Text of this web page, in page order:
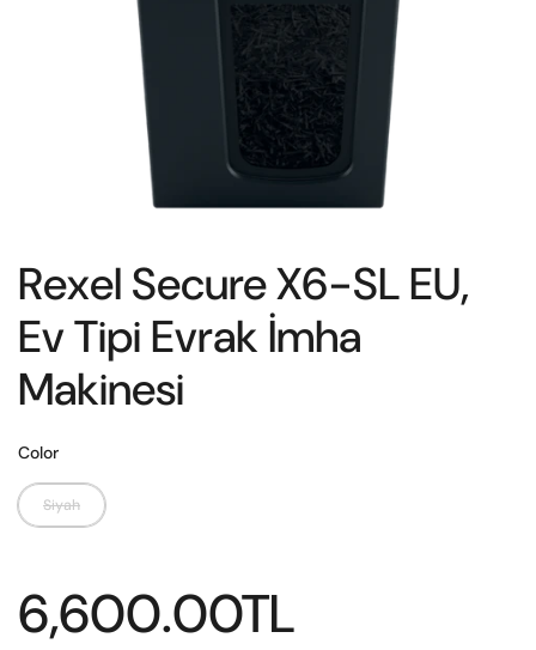
Rexel Secure X6-SL EU,
Ev Tipi Evrak İmha
Makinesi
Color
Siyah
6,600.00TL